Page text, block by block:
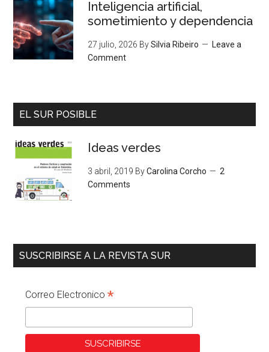
Inteligencia artificial,
sometimiento y dependencia
27 julio, 2026 BySilvia Ribeiro
Leave a
Comment
EL SUR POSIBLE
Ideas verdes
3 abril, 2019 ByCarolina Corcho
2
Comments
SUSCRIBIRSE A LA REVISTA SUR
Correo Electronico*